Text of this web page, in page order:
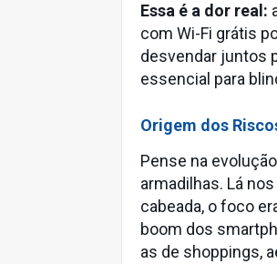
Essa é a dor real:
com Wi-Fi grátis
desvendar juntos
essencial para
Origem dos
Pense na
armadilhas. Lá
cabeada, o foco
boom dos
as de shoppings,